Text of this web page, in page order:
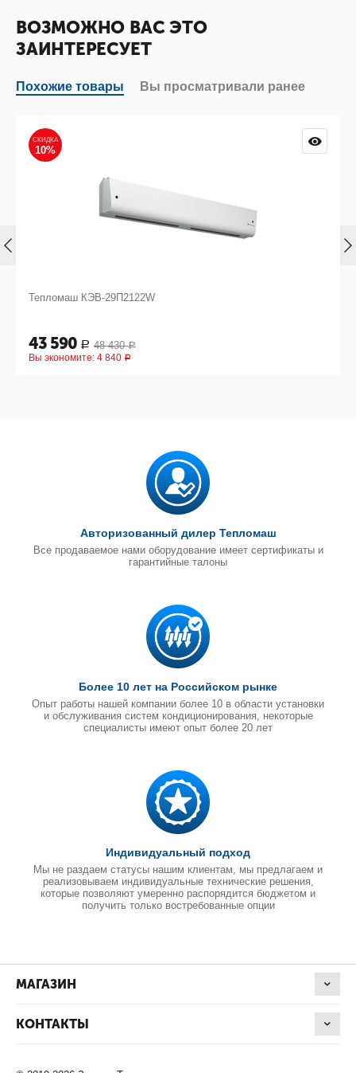
ВОЗМОЖНО ВАС ЭТО
ЗАИНТЕРЕСУЕТ
Похожие товары Вы просматривали ранее
СКИДКА
10%
Тепломаш КЭВ-29П2122W
43 590 Р 48 430 Р
Вы экономите: 4 840 Р
Авторизованный дилер Тепломаш
Все продаваемое нами оборудование имеет сертификаты и
гарантийные талоны
Более 10 лет на Российском рынке
Опыт работы нашей компании более 10 в области установки
и обслуживания систем кондиционирования, некоторые
специалисты имеют опыт более 20 лет
Индивидуальный подход
Мы не раздаем статусы нашим клиентам, мы предлагаем и
реализовываем индивидуальные технические решения,
которые позволяют умеренно распорядится бюджетом и
получить только востребованные опции
МАГАЗИН
КОНТАКТЫ